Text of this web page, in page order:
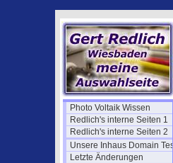
Photo Voltaik Wissen
Redlich's interne Seiten 1
Redlich's interne Seiten 2
Unsere Inhaus Domain
Letzte Änderungen